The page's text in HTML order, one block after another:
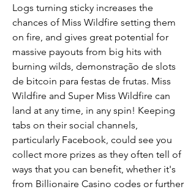
Logs turning sticky increases the
chances of Miss Wildfire setting them
on fire, and gives great potential for
massive payouts from big hits with
burning wilds, demonstração de slots
de bitcoin para festas de frutas. Miss
Wildfire and Super Miss Wildfire can
land at any time, in any spin! Keeping
tabs on their social channels,
particularly Facebook, could see you
collect more prizes as they often tell of
ways that you can benefit, whether it's
from Billionaire Casino codes or further